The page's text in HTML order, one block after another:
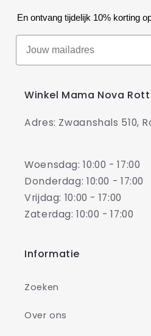
En ontvang tijdelijk 10% korting
Winkel Mama Nova
Adres: Zwaanshals 510,
Woensdag: 10:00 - 17:00
Donderdag: 10:00 - 17:00
Vrijdag: 10:00 - 17:00
Zaterdag: 10:00 - 17:00
Informatie
Zoeken
Over ons